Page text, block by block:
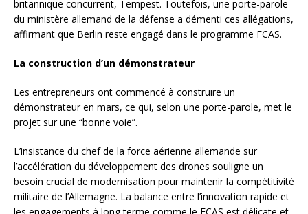
britannique concurrent, Tempest. Toutefois, une porte-parole
du ministère allemand de la défense a démenti ces allégations,
affirmant que Berlin reste engagé dans le programme FCAS.
La construction d’un démonstrateur
Les entrepreneurs ont commencé à construire un
démonstrateur en mars, ce qui, selon une porte-parole, met le
projet sur une “bonne voie”.
L’insistance du chef de la force aérienne allemande sur
l’accélération du développement des drones souligne un
besoin crucial de modernisation pour maintenir la compétitivité
militaire de l’Allemagne. La balance entre l’innovation rapide et